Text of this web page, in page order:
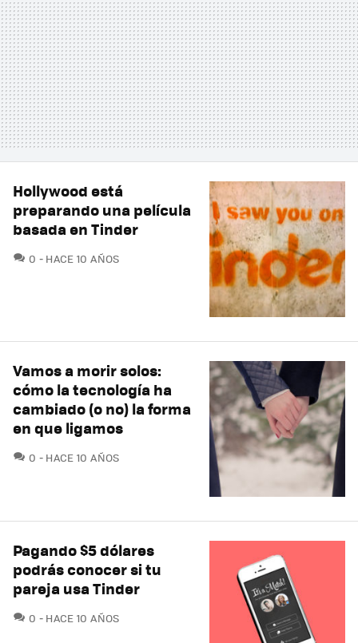
Hollywood está
preparando una película
basada en Tinder
0 COMENTARIOS
HACE 10 AÑOS
Vamos a morir solos:
cómo la tecnología ha
cambiado (o no) la forma
en que ligamos
0 COMENTARIOS
HACE 10 AÑOS
Pagando $5 dólares
podrás conocer si tu
pareja usa Tinder
0 COMENTARIOS
HACE 10 AÑOS